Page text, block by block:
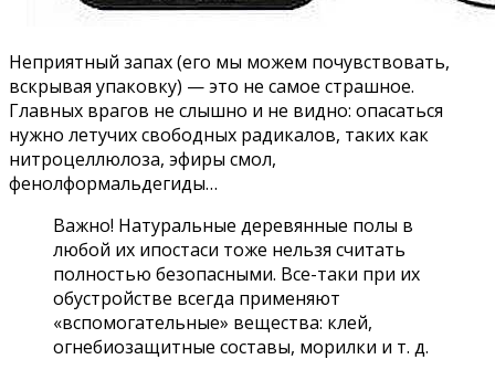
Неприятный запах (его мы можем почувствовать,
вскрывая упаковку) — это не самое страшное.
Главных врагов не слышно и не видно: опасаться
нужно летучих свободных радикалов, таких как
нитроцеллюлоза, эфиры смол,
фенолформальдегиды…
Важно! Натуральные деревянные полы в
любой их ипостаси тоже нельзя считать
полностью безопасными. Все-таки при их
обустройстве всегда применяют
«вспомогательные» вещества: клей,
огнебиозащитные составы, морилки и т. д.